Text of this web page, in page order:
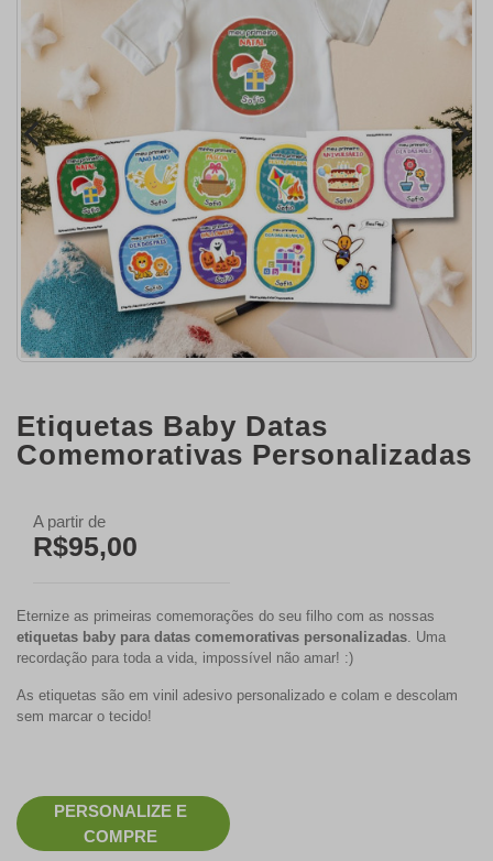
Etiquetas Baby Datas
Comemorativas Personalizadas
A partir de
R$95,00
Eternize as primeiras comemorações do seu filho com as nossas
etiquetas baby para datas comemorativas personalizadas. Uma
recordação para toda a vida, impossível não amar! :)
As etiquetas são em vinil adesivo personalizado e colam e descolam
sem marcar o tecido!
PERSONALIZE E
COMPRE